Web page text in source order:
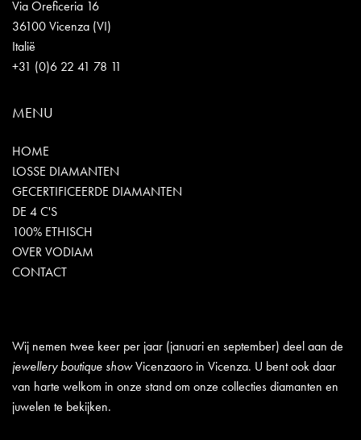
Via Oreficeria 16
36100 Vicenza (VI)
Italië
+31 (0)6 22 41 78 11
MENU
HOME
LOSSE DIAMANTEN
GECERTIFICEERDE DIAMANTEN
DE 4 C'S
100% ETHISCH
OVER VODIAM
CONTACT
Wij nemen twee keer per jaar (januari en september) deel aan de
jewellery boutique showVicenzaoro in Vicenza. U bent ook daar
van harte welkom in onze stand om onze collecties diamanten en
juwelen te bekijken.